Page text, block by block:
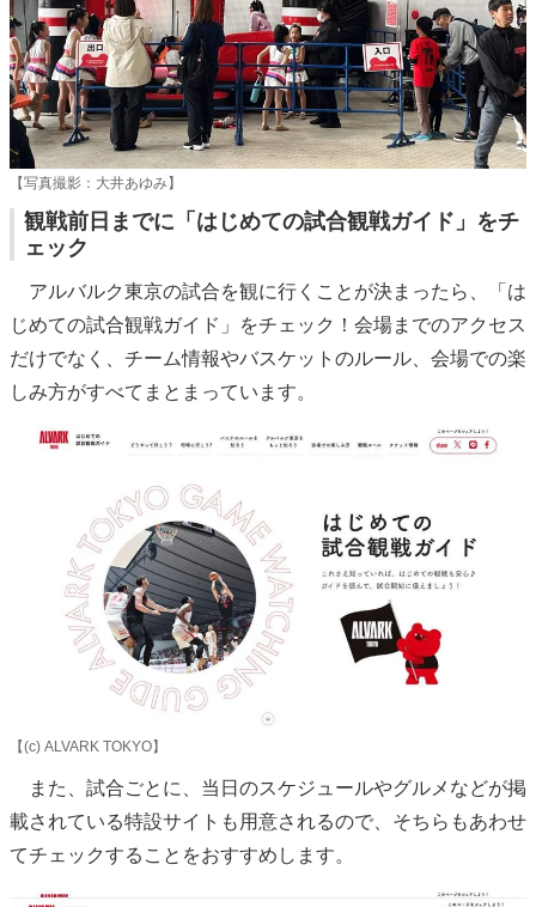
【写真撮影：大井あゆみ】
観戦前日までに「はじめての試合観戦ガイド」をチ
ェック
アルバルク東京の試合を観に行くことが決まったら、「は
じめての試合観戦ガイド」をチェック！会場までのアクセス
だけでなく、チーム情報やバスケットのルール、会場での楽
しみ方がすべてまとまっています。
【(c) ALVARK TOKYO】
また、試合ごとに、当日のスケジュールやグルメなどが掲
載されている特設サイトも用意されるので、そちらもあわせ
てチェックすることをおすすめします。